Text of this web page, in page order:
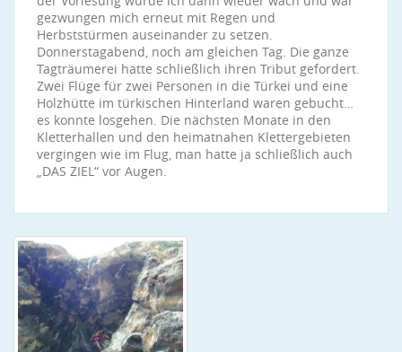
gezwungen mich erneut mit Regen und
Herbststürmen auseinander zu setzen.
Donnerstagabend, noch am gleichen Tag. Die ganze
Tagträumerei hatte schließlich ihren Tribut gefordert.
Zwei Flüge für zwei Personen in die Türkei und eine
Holzhütte im türkischen Hinterland waren gebucht…
es konnte losgehen. Die nächsten Monate in den
Kletterhallen und den heimatnahen Klettergebieten
vergingen wie im Flug, man hatte ja schließlich auch
„DAS ZIEL“ vor Augen.